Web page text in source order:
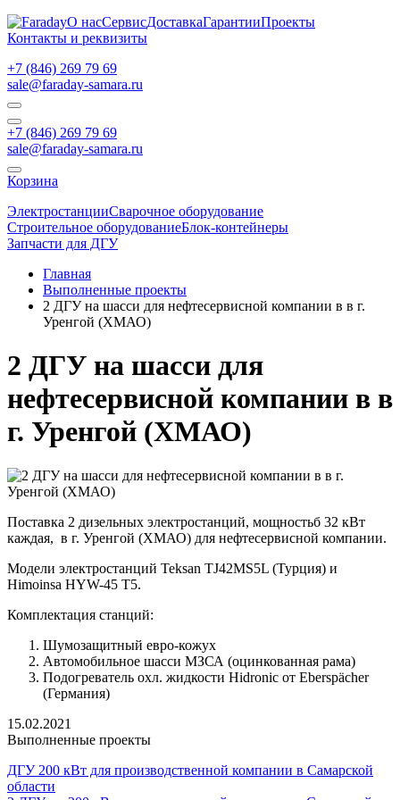
О насСервисДоставкаГарантииПроекты
Контакты и реквизиты
+7 (846) 269 79 69
sale@faraday-samara.ru
+7 (846) 269 79 69
sale@faraday-samara.ru
Корзина
ЭлектростанцииСварочное оборудование
Строительное оборудованиеБлок-контейнеры
Запчасти для ДГУ
Главная
Выполненные проекты
2 ДГУ на шасси для нефтесервисной компании в в г.
Уренгой (ХМАО)
2 ДГУ на шасси для
нефтесервисной компании в в
г. Уренгой (ХМАО)
Поставка 2 дизельных электростанций, мощностьб 32 кВт
каждая, в г. Уренгой (ХМАО) для нефтесервисной компании.
Модели электростанций Teksan TJ42MS5L (Турция) и
Himoinsa HYW-45 T5.
Комплектация станций:
Шумозащитный евро-кожух
Автомобильное шасси МЗСА (оцинкованная рама)
Подогреватель охл. жидкости Hidroniс от Eberspächer
(Германия)
15.02.2021
Выполненные проекты
ДГУ 200 кВт для производственной компании в Самарской
области